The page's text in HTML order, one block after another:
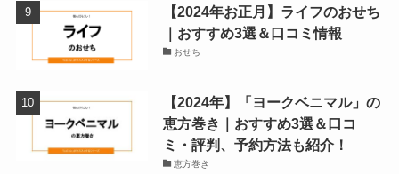
【2024年お正月】ライフのおせち
｜おすすめ3選＆口コミ情報
おせち
【2024年】「ヨークベニマル」の
恵方巻き｜おすすめ3選＆口コ
ミ・評判、予約方法も紹介！
恵方巻き